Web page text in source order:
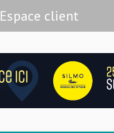
Espace client